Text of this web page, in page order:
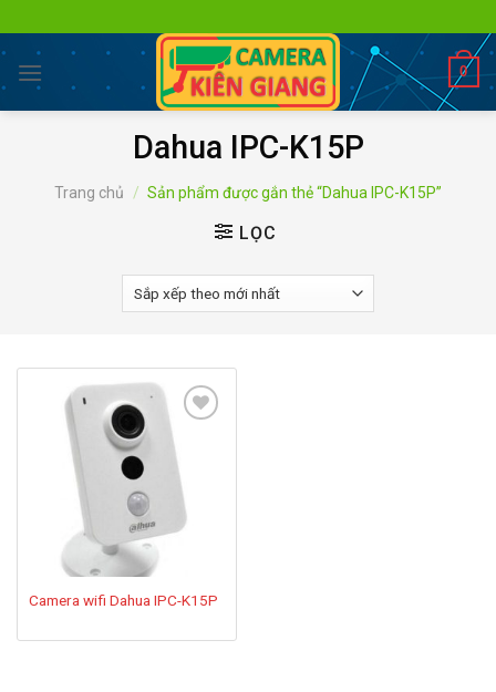
to
content
0
Dahua IPC-K15P
Trang chủ / Sản phẩm được gắn thẻ “Dahua IPC-K15P”
LỌC
Add to
wishlist
Camera wifi Dahua IPC-K15P